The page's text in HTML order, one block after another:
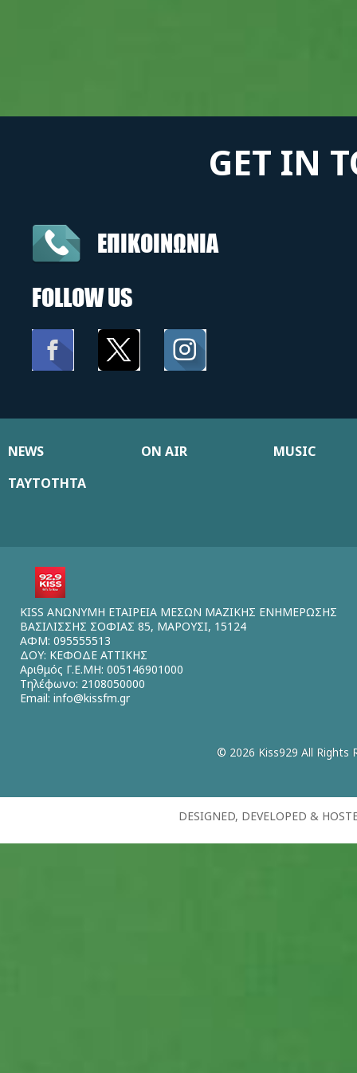
GET IN
ΕΠΙΚΟΙΝΩΝΙΑ
FOLLOW US
NEWS ON AIR
MUSIC
ΤΑΥΤΟΤΗΤΑ
KISS ΑΝΩΝΥΜΗ ΕΤΑΙΡΕΙΑ ΜΕΣΩΝ ΜΑΖΙΚΗΣ ΕΝΗΜΕΡΩΣΗΣ
ΒΑΣΙΛΙΣΣΗΣ ΣΟΦΙΑΣ 85, ΜΑΡΟΥΣΙ, 15124
ΑΦΜ: 095555513
ΔΟΥ: ΚΕΦΟΔΕ ΑΤΤΙΚΗΣ
Αριθμός Γ.Ε.ΜΗ: 005146901000
Τηλέφωνο: 2108050000
Email: info@kissfm.gr
© 2026 Kiss929 All Rights
DESIGNED, DEVELOPED &